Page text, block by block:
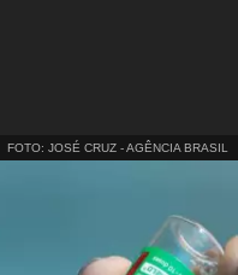
FOTO: JOSÉ CRUZ - AGÊNCIA BRASIL